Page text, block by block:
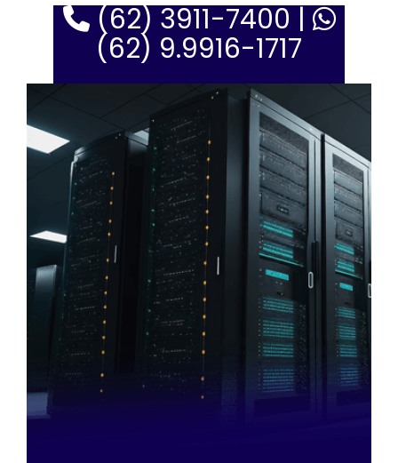
(62) 3911-7400 |
(62) 9.9916-1717